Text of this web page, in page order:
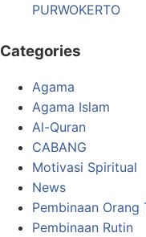
PURWOKERTO
Categories
Agama
Agama Islam
Al-Quran
CABANG
Motivasi Spiritual
News
Pembinaan Orang
Pembinaan Rutin